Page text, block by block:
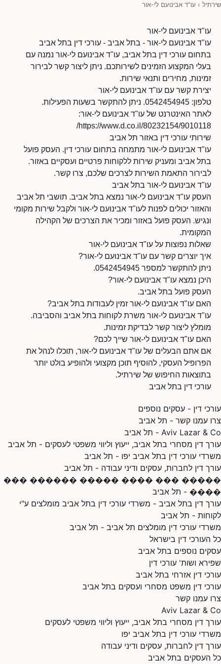
שירתיל › עו"ד אבינועם לי-אור
עו"ד אבינועם לי-אור
עו"ד אבינועם לי-אור - בתל אביב - עורכי דין בתל אביב
בתחום עורכי דין בתל אביב, עו"ד אבינועם לי-אור נמנה עם
בעלי המקצוע הזמינים לשירותכם. ניתן ליצור קשר לבירור
זמינות, מחירים ותנאי שירות.
יצירת קשר עם עו"ד אבינועם לי-אור
טלפון: 0542454945. ניתן להתקשר בשעות הפעילות.
לאתר האינטרנט של עו"ד אבינועם לי-אור:
https://www.d.co.il/80232154/9010118/
שירותי עורכי דין באזור תל אביב
עו"ד אבינועם לי-אור מתמחה בתחום עורכי דין. העסק פועל
בתל אביב ומעניק שירות ללקוחות פרטיים ועסקיים באזור.
לבירור התאמת השירות לצרכים שלכם, צרו קשר.
עו"ד אבינועם לי-אור בתל אביב
העסק עו"ד אבינועם לי-אור נמצא בתל אביב. תושבי תל אביב
והאזור יכולים לפנות לעו"ד אבינועם לי-אור ולקבל שירות מקומי
ונגיש. העסק פועל באזור ומכיר את הצרכים של הקהילה
המקומית.
שאלות נפוצות על עו"ד אבינועם לי-אור
איך יוצרים קשר עם עו"ד אבינועם לי-אור?
ניתן להתקשר למספר 0542454945.
היכן נמצא עו"ד אבינועם לי-אור?
העסק פועל בתל אביב.
האם עו"ד אבינועם לי-אור זמין לעבודות בתל אביב?
עו"ד אבינועם לי-אור משרת לקוחות בתל אביב והסביבה.
מומלץ ליצור קשר לבדיקת זמינות.
האם עו"ד אבינועם לי-אור שייך לכם?
אם אתם הבעלים של עו"ד אבינועם לי-אור, תוכלו לנהל את
הפרופיל העסקי, להוסיף תוכן מקצועי ולהופיע בולט יותר
בתוצאות החיפוש של שירתיל.
עורכי דין בתל אביב
עורכי דין - עסקים נוספים
צרו עמנו קשר - תל אביב
Aviv Lazar & Co - תל אביב
עורך דין מסחרי בתל אביב, ייעוץ וליווי משפטי לעסקים - תל אביב
משרדי עורכי דין בתל אביב יפו - תל אביב
עורך דין לחברות, עסקים ודיני עבודה - תל אביב
����� ��� ���� ����� ������ ���
���� - תל אביב
עורך דין בתל אביב - משרדי עורכי דין בתל אביב מומלצים ע"י
לקוחות - תל אביב
משרדי עורכי דין מומלצים תל אביב - תל אביב
כל העורכי דין בישראל
עסקים נוספים בתל אביב
שפירא ושות' עורכי דין
עורכי דין אזרחי בתל אביב
עורכי דין משפט מסחרי ועסקים בתל אביב
צרו עמנו קשר
Aviv Lazar & Co
עורך דין מסחרי בתל אביב, ייעוץ וליווי משפטי לעסקים
משרדי עורכי דין בתל אביב יפו
עורך דין לחברות, עסקים ודיני עבודה
כל העסקים בתל אביב